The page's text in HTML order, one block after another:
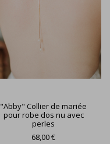
"Abby" Collier de mariée
pour robe dos nu avec
perles
68,00 €